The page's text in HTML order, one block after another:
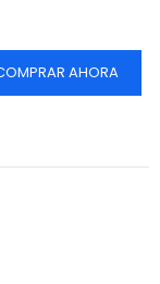
AHORA